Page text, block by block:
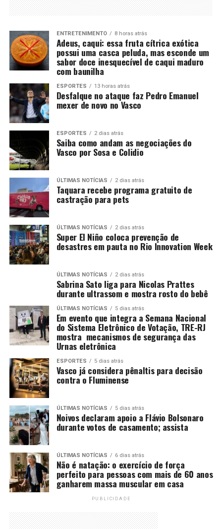
ENTRETENIMENTO 8 horas atrás
Adeus, caqui: essa fruta cítrica exótica
possui uma casca peluda, mas esconde um
sabor doce inesquecível de caqui maduro
com baunilha
ESPORTES 13 horas atrás
Desfalque no ataque faz Pedro Emanuel
mexer de novo no Vasco
ESPORTES 2 dias atrás
Saiba como andam as negociações do
Vasco por Sosa e Colidio
ÚLTIMAS NOTÍCIAS 2 dias atrás
Taquara recebe programa gratuito de
castração para pets
ÚLTIMAS NOTÍCIAS 2 dias atrás
Super El Niño coloca prevenção de
desastres em pauta no Rio Innovation Week
ÚLTIMAS NOTÍCIAS 2 dias atrás
Sabrina Sato liga para Nicolas Prattes
durante ultrassom e mostra rosto do bebê
ÚLTIMAS NOTÍCIAS 5 dias atrás
Em evento que integra a Semana Nacional
do Sistema Eletrônico de Votação, TRE-RJ
mostra mecanismos de segurança das
Urnas eletrônica
ESPORTES 5 dias atrás
Vasco já considera pênaltis para decisão
contra o Fluminense
ÚLTIMAS NOTÍCIAS 5 dias atrás
Noivos declaram apoio a Flávio Bolsonaro
durante votos de casamento; assista
ÚLTIMAS NOTÍCIAS 6 dias atrás
Não é natação: o exercício de força
perfeito para pessoas com mais de 60 anos
ganharem massa muscular em casa
PUBLICIDADE